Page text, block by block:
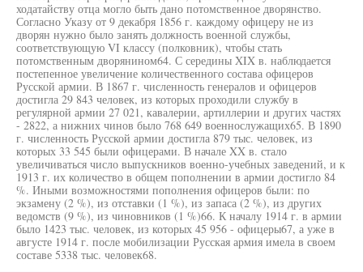
ходатайству отца могло быть дано потомственное дворянство.
Согласно Указу от 9 декабря 1856 г. каждому офицеру не из
дворян нужно было занять должность военной службы,
соответствующую VI классу (полковник), чтобы стать
потомственным дворянином64. С середины XIX в. наблюдается
постепенное увеличение количественного состава офицеров
Русской армии. В 1867 г. численность генералов и офицеров
достигла 29 843 человек, из которых проходили службу в
регулярной армии 27 021, кавалерии, артиллерии и других частях
- 2822, а нижних чинов было 768 649 военнослужащих65. В 1890
г. численность Русской армии достигла 879 тыс. человек, из
которых 33 545 были офицерами. В начале XX в. стало
увеличиваться число выпускников военно-учебных заведений, и к
1913 г. их количество в общем пополнении в армии достигло 84
%. Иными возможностями пополнения офицеров были: по
экзамену (2 %), из отставки (1 %), из запаса (2 %), из других
ведомств (9 %), из чиновников (1 %)66. К началу 1914 г. в армии
было 1423 тыс. человек, из которых 45 956 - офицеры67, а уже в
августе 1914 г. после мобилизации Русская армия имела в своем
составе 5338 тыс. человек68.